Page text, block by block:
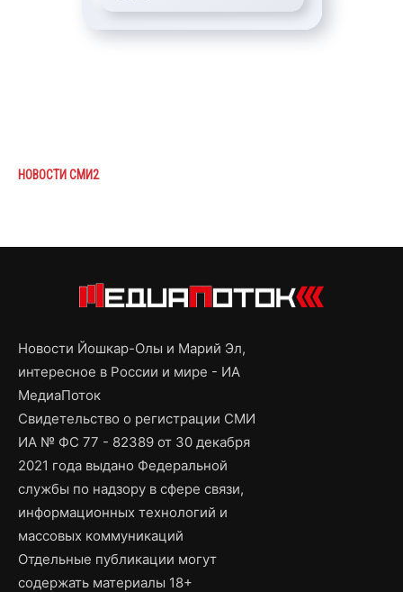
НОВОСТИ СМИ2
Новости Йошкар-Олы и Марий Эл,
интересное в России и мире - ИА
МедиаПоток
Свидетельство о регистрации СМИ
ИА № ФС 77 - 82389 от 30 декабря
2021 года выдано Федеральной
службы по надзору в сфере связи,
информационных технологий и
массовых коммуникаций
Отдельные публикации могут
содержать материалы 18+